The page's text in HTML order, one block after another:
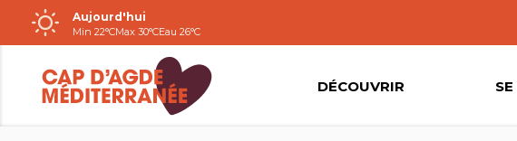
Passer
au
contenu
Aujourd'hui
Min 22°CMax 30°CEau 26°C
DÉCOUVRIR